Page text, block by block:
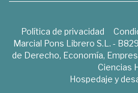
Política de privacidad
Marcial Pons Librero S.L. -
de Derecho, Economía,
Ciencias
Hospedaje y